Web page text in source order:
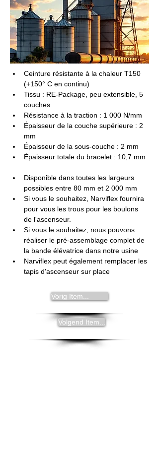
Ceinture résistante à la chaleur T150
(+150° C en continu)
Tissu : RE-Package, peu extensible, 5
couches
Résistance à la traction : 1 000 N/mm
Épaisseur de la couche supérieure : 2
mm
Épaisseur de la sous-couche : 2 mm
Épaisseur totale du bracelet : 10,7 mm
Disponible dans toutes les largeurs
possibles entre 80 mm et 2 000 mm
Si vous le souhaitez, Narviflex fournira
pour vous les trous pour les boulons
de l'ascenseur.
Si vous le souhaitez, nous pouvons
réaliser le pré-assemblage complet de
la bande élévatrice dans notre usine
Narviflex peut également remplacer les
tapis d'ascenseur sur place
Vorig Item...
Volgend Item...